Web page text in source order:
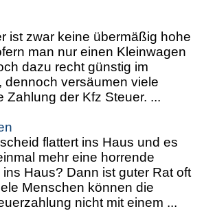
ist zwar keine übermäßig hohe
man nur einen Kleinwagen
dazu recht günstig im
dennoch versäumen viele
Zahlung der Kfz Steuer. ...
flattert ins Haus und es
mehr eine horrende
Haus? Dann ist guter Rat oft
Menschen können die
nicht mit einem ...